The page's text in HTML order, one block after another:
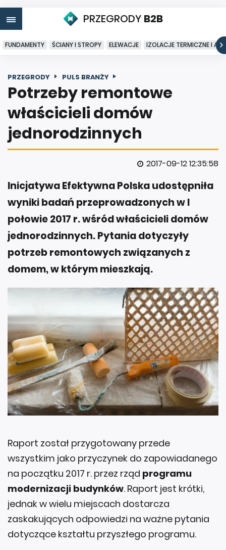
PRZEGRODY B2B
FUNDAMENTY ŚCIANY I STROPY ELEWACJE IZOLACJE TERMICZNE I
PRZEGRODY PULS BRANŻY
Potrzeby remontowe
właścicieli domów
jednorodzinnych
2017-09-12 12:35:58
Inicjatywa Efektywna Polska udostępniła
wyniki badań przeprowadzonych w I
połowie 2017 r. wśród właścicieli domów
jednorodzinnych. Pytania dotyczyły
potrzeb remontowych związanych z
domem, w którym mieszkają.
Raport został przygotowany przede
wszystkim jako przyczynek do zapowiadanego
na początku 2017 r. przez rząd programu
modernizacji budynków. Raport jest krótki,
jednak w wielu miejscach dostarcza
zaskakujących odpowiedzi na ważne pytania
dotyczące kształtu przyszłego programu.